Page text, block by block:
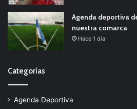
Agenda deportiva
nuestra comarca
Hace 1 día
Categorías
Agenda Deportiva